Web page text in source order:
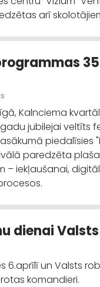
arī
Kalnciema
jubilejai veltīts
piedalīsies
paredzēta
– iekļaušanai,
dienai
6.aprīlī un Valsts
komandieri.